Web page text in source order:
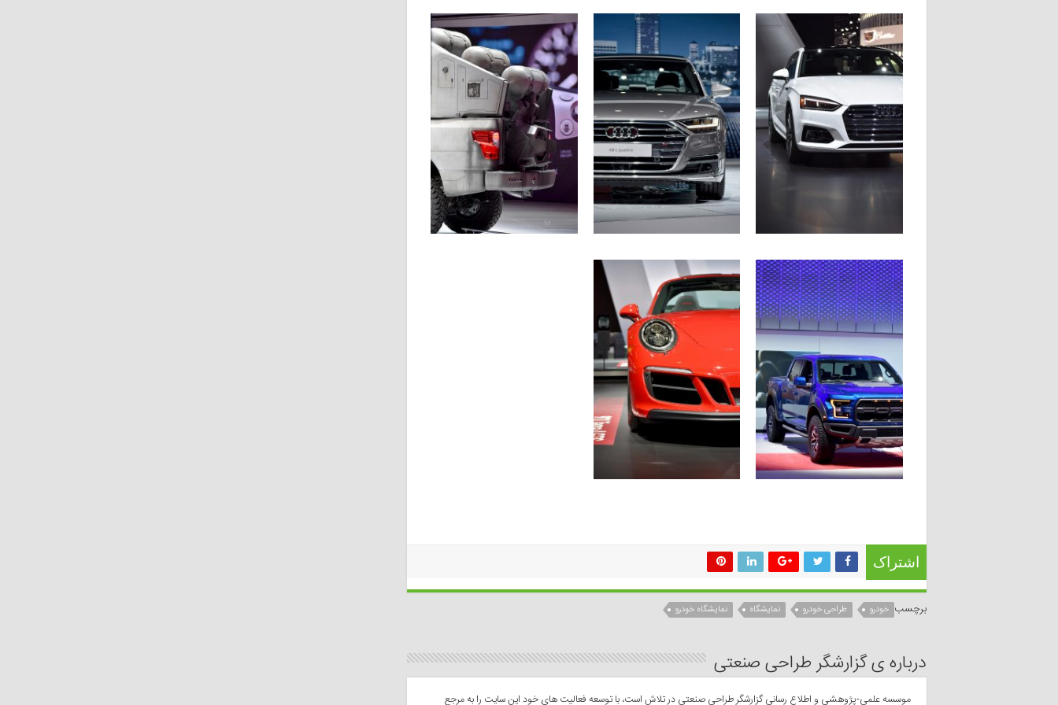
اشتراک
برچسب خودرو طراحی خودرو نمایشگاه نمایشگاه خودرو
درباره ی گزارشگر طراحی صنعتی
موسسه علمی-پژوهشی و اطلاع رسانی گزارشگر طراحی صنعتی در تلاش است، با توسعه فعالیت های خود این سایت را به مرجع